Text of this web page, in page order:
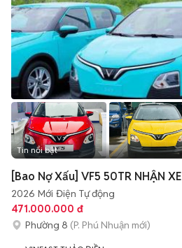
Tin nổi bật
[Bao Nợ Xấu] VF5 50TR NHẬN XE
2026 Mới Điện Tự động
471.000.000 đ
Phường 8 (P. Phú Nhuận mới)